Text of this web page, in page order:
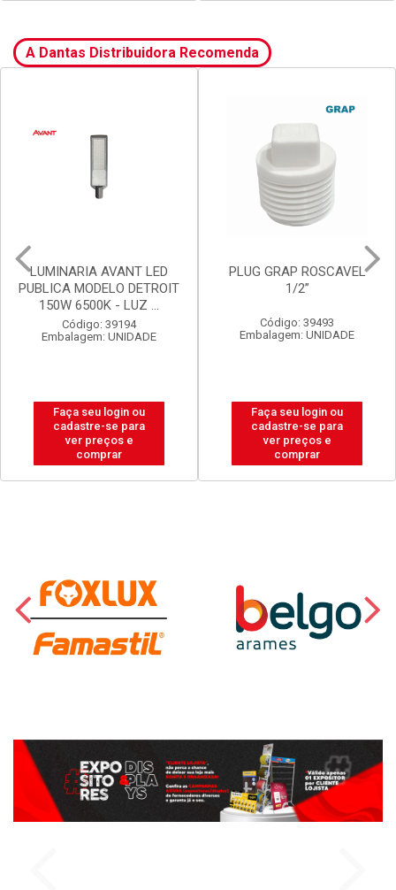
A Dantas Distribuidora Recomenda
LUMINARIA AVANT LED
PUBLICA MODELO DETROIT
150W 6500K - LUZ ...
Código: 39194
Embalagem: UNIDADE
Faça seu login ou
cadastre-se para
ver preços e
comprar
PLUG GRAP ROSCAVEL
1/2”
Código: 39493
Embalagem: UNIDADE
Faça seu login ou
cadastre-se para
ver preços e
comprar